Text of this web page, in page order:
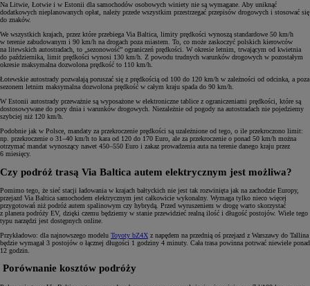
Na Litwie, Łotwie i w Estonii dla samochodów osobowych winiety nie są wymagane. Aby uniknąć
dodatkowych nieplanowanych opłat, należy przede wszystkim przestrzegać przepisów drogowych i stosować się
do znaków.
We wszystkich krajach, przez które przebiega Via Baltica, limity prędkości wynoszą standardowe 50 km/h
w terenie zabudowanym i 90 km/h na drogach poza miastem. To, co może zaskoczyć polskich kierowców
na litewskich autostradach, to „sezonowość” ograniczeń prędkości. W okresie letnim, trwającym od kwietnia
do października, limit prędkości wynosi 130 km/h. Z powodu trudnych warunków drogowych w pozostałym
okresie maksymalna dozwolona prędkość to 110 km/h.
Łotewskie autostrady pozwalają poruszać się z prędkością od 100 do 120 km/h w zależności od odcinka, a poza
sezonem letnim maksymalna dozwolona prędkość w całym kraju spada do 90 km/h.
W Estonii autostrady przeważnie są wyposażone w elektroniczne tablice z ograniczeniami prędkości, które są
dostosowywane do pory dnia i warunków drogowych. Niezależnie od pogody na autostradach nie pojedziemy
szybciej niż 120 km/h.
Podobnie jak w Polsce, mandaty za przekroczenie prędkości są uzależnione od tego, o ile przekroczono limit:
np. przekroczenie o 31–40 km/h to kara od 120 do 170 Euro, ale za przekroczenie o ponad 50 km/h można
otrzymać mandat wynoszący nawet 450–550 Euro i zakaz prowadzenia auta na terenie danego kraju przez
6 miesięcy.
Czy podróż trasą Via Baltica autem elektrycznym jest możliwa?
Pomimo tego, że sieć stacji ładowania w krajach bałtyckich nie jest tak rozwinięta jak na zachodzie Europy,
przejazd Via Baltica samochodem elektrycznym jest całkowicie wykonalny. Wymaga tylko nieco więcej
przygotowań niż podróż autem spalinowym czy hybrydą. Przed wyruszeniem w drogę warto skorzystać
z planera podróży EV, dzięki czemu będziemy w stanie przewidzieć realną ilość i długość postojów. Wiele tego
typu narzędzi jest dostępnych online.
Przykładowo: dla najnowszego modelu Toyoty bZ4X z napędem na przednią oś przejazd z Warszawy do Tallina
będzie wymagał 3 postojów o łącznej długości 1 godziny 4 minuty. Cała trasa powinna potrwać niewiele ponad
12 godzin.
Porównanie kosztów podróży